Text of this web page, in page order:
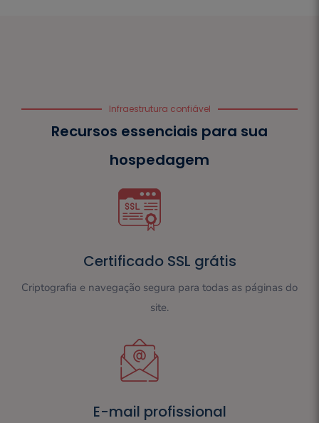
Infraestrutura confiável
Recursos essenciais para sua
hospedagem
Certificado SSL grátis
Criptografia e navegação segura para todas as páginas do
site.
E-mail profissional